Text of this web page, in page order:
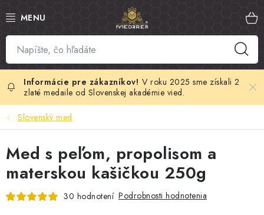
na
SLOVENSKÝ MED
MANUKA MED
VČELÍ PEĽ
MATERSKÁ KAŠIČKA
VČELÍ JED
V roku 2025 sme získali 2
zlaté medaile od Slovenskej akadémie vied.
Slovenský med
Med s peľom, propolisom a
materskou kašičkou 250g
30 hodnotení Podrobnosti hodnotenia